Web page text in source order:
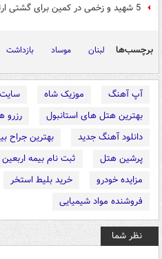
5 شهید و زخمی در کمین برای گشتی ارتش لبنان
برچسب‌ها لبنان موساد بازداشت
آپ آهنگ موزیک شاه
سایت
بهترین هتل های استانبول
رزرو
دانلود آهنگ جدید
بهترین جراح
پرشین هتل
ثبت نام بیمه اربعین
مزایده خودرو
خرید بلیط استخر
فروشنده مواد شیمیایی
نظر شما